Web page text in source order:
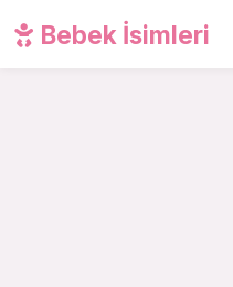
Bebek İsimleri